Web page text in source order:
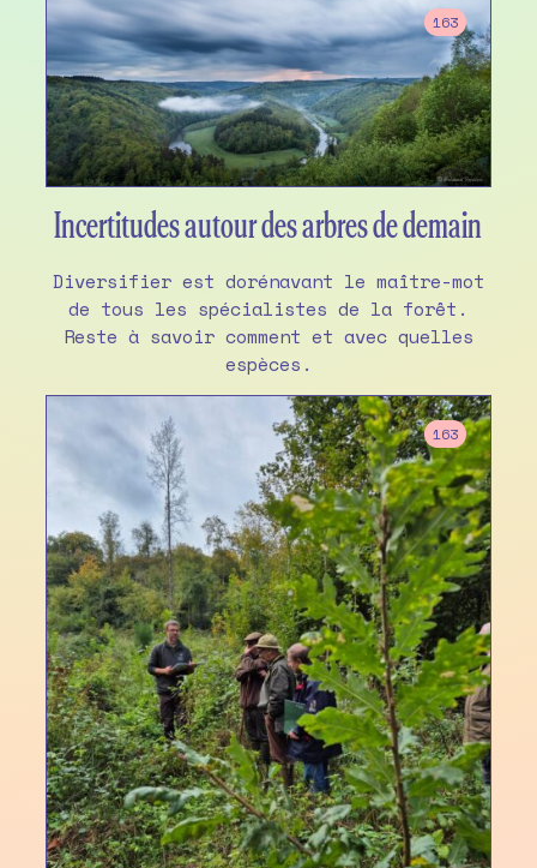
163
Incertitudes autour des arbres de demain
Diversifier est dorénavant le maître-mot
de tous les spécialistes de la forêt.
Reste à savoir comment et avec quelles
espèces.
163